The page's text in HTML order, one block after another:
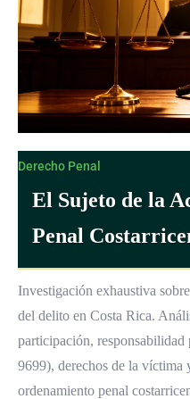
Derecho Penal
El Sujeto de la
Penal
Investigación exhaustiva
del delito en Costa Rica.
participación,
9699), derechos de la víctima
ordenamiento penal